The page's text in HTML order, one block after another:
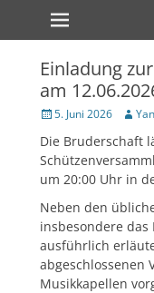
zum
Inhalt
Primärmenü
Einladung
am
Veröffentlicht
5. Juni 2026 Author
Die Bruderschaft
um 20:00 Uhr in
Neben den
insbesondere
ausführlich
abgeschlossenen
Musikkapellen